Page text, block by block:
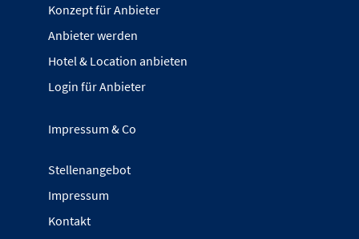
Konzept für Anbieter
Anbieter werden
Hotel & Location anbieten
Login für Anbieter
Impressum & Co
Stellenangebot
Impressum
Kontakt